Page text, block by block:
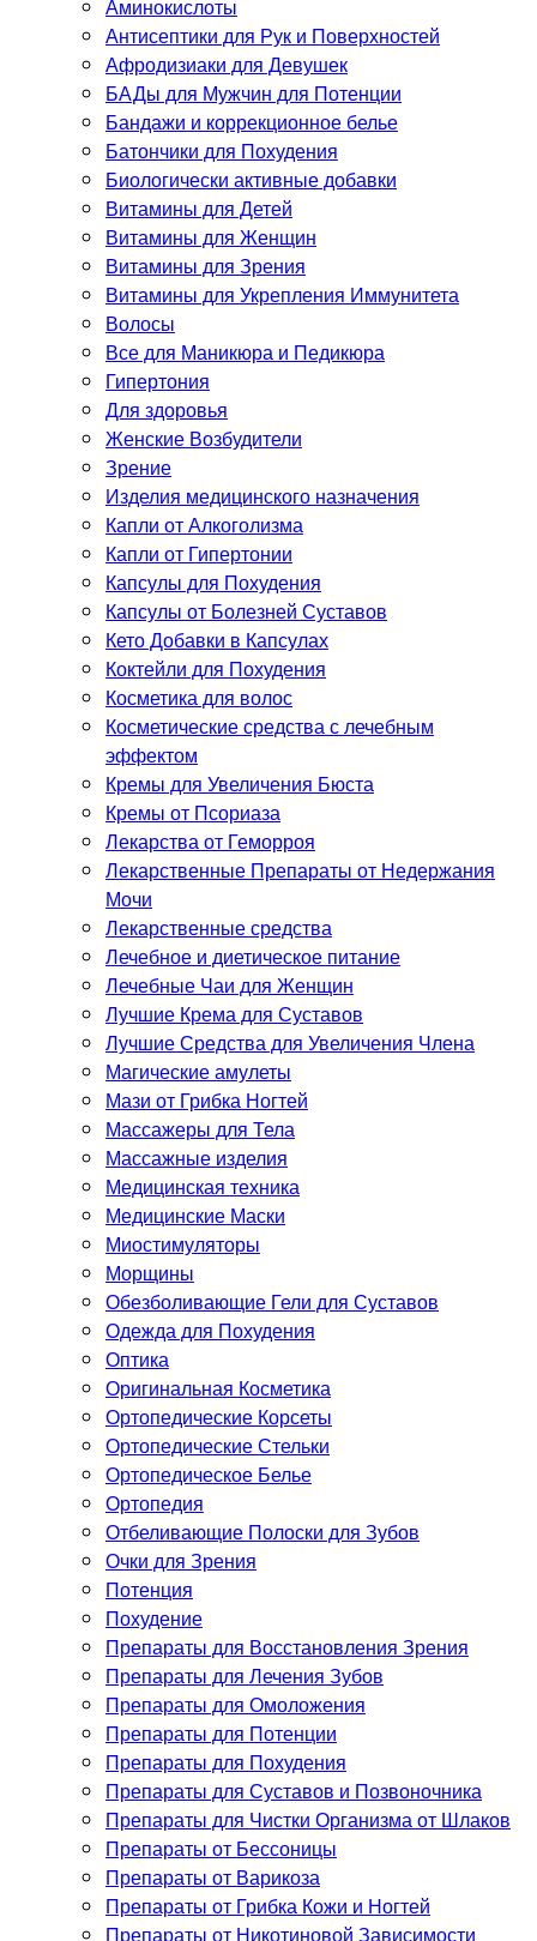
Аминокислоты
Антисептики для Рук и Поверхностей
Афродизиаки для Девушек
БАДы для Мужчин для Потенции
Бандажи и коррекционное белье
Батончики для Похудения
Биологически активные добавки
Витамины для Детей
Витамины для Женщин
Витамины для Зрения
Витамины для Укрепления Иммунитета
Волосы
Все для Маникюра и Педикюра
Гипертония
Для здоровья
Женские Возбудители
Зрение
Изделия медицинского назначения
Капли от Алкоголизма
Капли от Гипертонии
Капсулы для Похудения
Капсулы от Болезней Суставов
Кето Добавки в Капсулах
Коктейли для Похудения
Косметика для волос
Косметические средства с лечебным
эффектом
Кремы для Увеличения Бюста
Кремы от Псориаза
Лекарства от Геморроя
Лекарственные Препараты от Недержания
Мочи
Лекарственные средства
Лечебное и диетическое питание
Лечебные Чаи для Женщин
Лучшие Крема для Суставов
Лучшие Средства для Увеличения Члена
Магические амулеты
Мази от Грибка Ногтей
Массажеры для Тела
Массажные изделия
Медицинская техника
Медицинские Маски
Миостимуляторы
Морщины
Обезболивающие Гели для Суставов
Одежда для Похудения
Оптика
Оригинальная Косметика
Ортопедические Корсеты
Ортопедические Стельки
Ортопедическое Белье
Ортопедия
Отбеливающие Полоски для Зубов
Очки для Зрения
Потенция
Похудение
Препараты для Восстановления Зрения
Препараты для Лечения Зубов
Препараты для Омоложения
Препараты для Потенции
Препараты для Похудения
Препараты для Суставов и Позвоночника
Препараты для Чистки Организма от Шлаков
Препараты от Бессоницы
Препараты от Варикоза
Препараты от Грибка Кожи и Ногтей
Препараты от Никотиновой Зависимости